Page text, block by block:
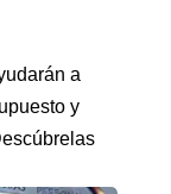
a
y